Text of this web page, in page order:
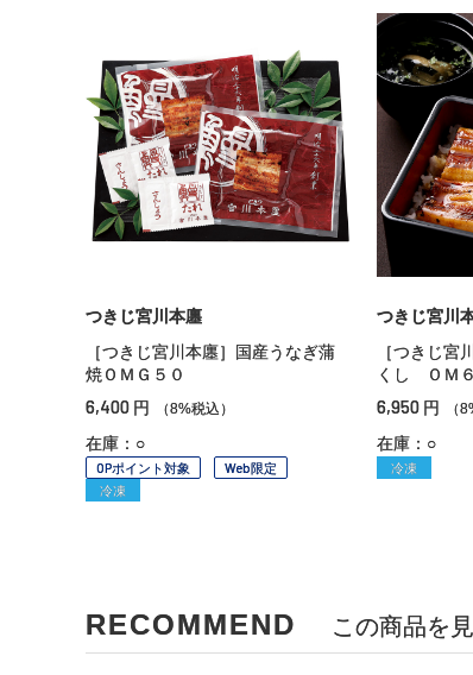
つきじ宮川本廛
［つきじ宮川本廛］国産うなぎ蒲
焼ＯＭＧ５０
6,400 円 （8%税込）
在庫：○
OPポイント対象
Web限定
冷凍
つきじ宮川
［つきじ宮
くし ＯＭ
6,950 円 （
在庫：○
冷凍
RECOMMEND この商品を